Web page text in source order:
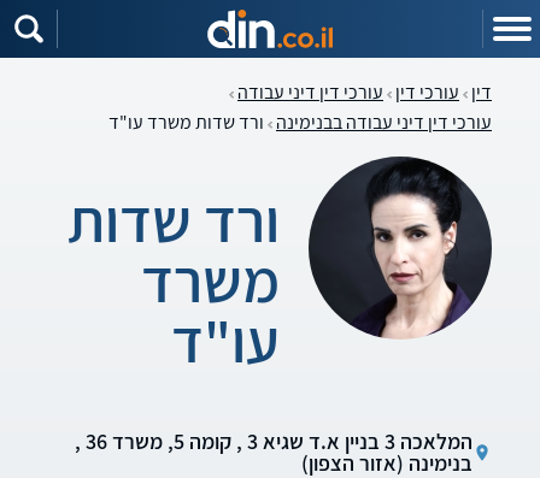
דין עורכי דין עורכי דין דיני עבודה
עורכי דין דיני עבודה בבנימינה ורד שדות משרד עו"ד
ורד שדות
משרד
עו"ד
המלאכה 3 בניין א.ד שגיא 3 , קומה 5, משרד 36 ,
בנימינה (אזור הצפון)